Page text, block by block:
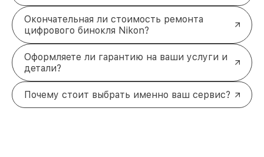
Окончательная ли стоимость ремонта
цифрового бинокля Nikon?
Оформляете ли гарантию на ваши услуги и
детали?
Почему стоит выбрать именно ваш сервис?